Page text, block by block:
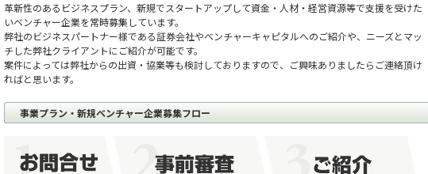
革新性のあるビジネスプラン、新規でスタートアップして資金・人材・経営資源等で支援を受けた
いベンチャー企業を常時募集しています。
弊社のビジネスパートナー様である証券会社やベンチャーキャピタルへのご紹介や、ニーズとマッ
チした弊社クライアントにご紹介が可能です。
案件によっては弊社からの出資・協業等も検討しておりますので、ご興味ありましたらご連絡頂け
ればと思います。
事業プラン・新規ベンチャー企業募集フロー